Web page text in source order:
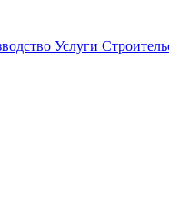
Услуги